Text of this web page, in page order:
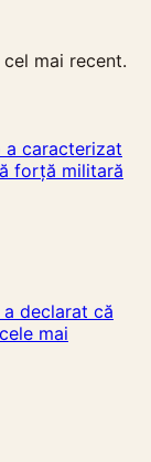
mai recent.
a caracterizat
forță militară
declarat că
mai